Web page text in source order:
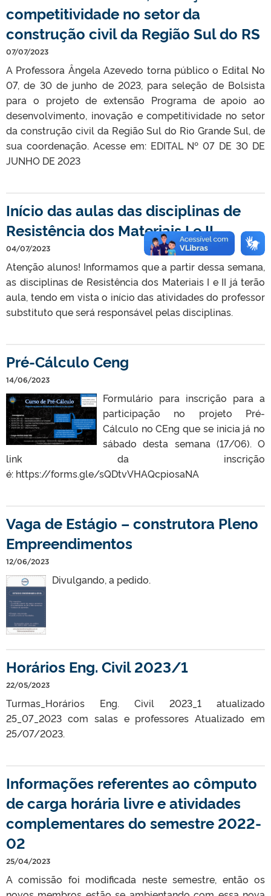
competitividade no setor da
construção civil da Região Sul do RS
07/07/2023
A Professora Ângela Azevedo torna público o Edital No
07, de 30 de junho de 2023, para seleção de Bolsista
para o projeto de extensão Programa de apoio ao
desenvolvimento, inovação e competitividade no setor
da construção civil da Região Sul do Rio Grande Sul, de
sua coordenação. Acesse em: EDITAL Nº 07 DE 30 DE
JUNHO DE 2023
Início das aulas das disciplinas de
Resistência dos Materiais I e II
04/07/2023
Atenção alunos! Informamos que a partir dessa semana,
as disciplinas de Resistência dos Materiais I e II já terão
aula, tendo em vista o início das atividades do professor
substituto que será responsável pelas disciplinas.
Pré-Cálculo Ceng
14/06/2023
Formulário para inscrição para a
participação no projeto Pré-
Cálculo no CEng que se inicia já no
sábado desta semana (17/06). O
link da inscrição
é: https://forms.gle/sQDtvVHAQcpiosaNA
Vaga de Estágio – construtora Pleno
Empreendimentos
12/06/2023
Divulgando, a pedido.
Horários Eng. Civil 2023/1
22/05/2023
Turmas_Horários Eng. Civil 2023_1 atualizado
25_07_2023 com salas e professores Atualizado em
25/07/2023.
Informações referentes ao cômputo
de carga horária livre e atividades
complementares do semestre 2022-
02
25/04/2023
A comissão foi modificada neste semestre, então os